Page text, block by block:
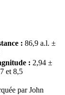
: 86,9 a.l. ±
: 2,94 ±
et 8,5
parJohn